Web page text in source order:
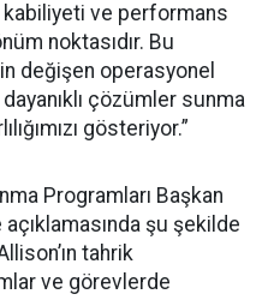
kabiliyeti ve performans
noktasıdır. Bu
değişen operasyonel
çözümler sunma
gösteriyor.”
Programları Başkan
açıklamasında şu şekilde
tahrik
ve görevlerde